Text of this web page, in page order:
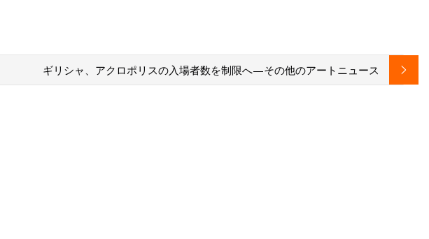
ギリシャ、アクロポリスの入場者数を制限へ—その他のアートニュース